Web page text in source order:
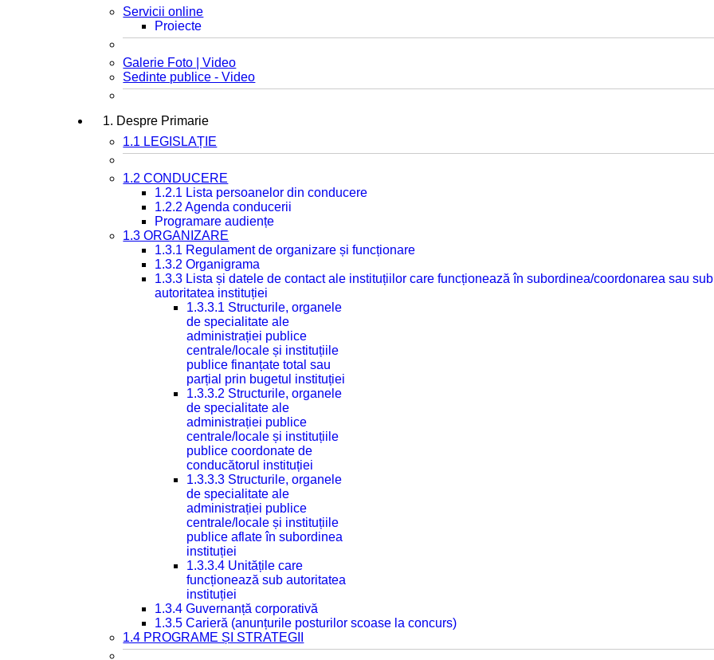
Servicii online
Proiecte
Galerie Foto | Video
Sedinte publice - Video
1. Despre Primarie
1.1 LEGISLAȚIE
1.2 CONDUCERE
1.2.1 Lista persoanelor din conducere
1.2.2 Agenda conducerii
Programare audiențe
1.3 ORGANIZARE
1.3.1 Regulament de organizare și funcționare
1.3.2 Organigrama
1.3.3 Lista și datele de contact ale instituțiilor care funcționează în subordinea/coordonarea sau sub
autoritatea instituției
1.3.3.1 Structurile, organele
de specialitate ale
administrației publice
centrale/locale și instituțiile
publice finanțate total sau
parțial prin bugetul instituției
1.3.3.2 Structurile, organele
de specialitate ale
administrației publice
centrale/locale și instituțiile
publice coordonate de
conducătorul instituției
1.3.3.3 Structurile, organele
de specialitate ale
administrației publice
centrale/locale și instituțiile
publice aflate în subordinea
instituției
1.3.3.4 Unitățile care
funcționează sub autoritatea
instituției
1.3.4 Guvernanță corporativă
1.3.5 Carieră (anunțurile posturilor scoase la concurs)
1.4 PROGRAME ȘI STRATEGII